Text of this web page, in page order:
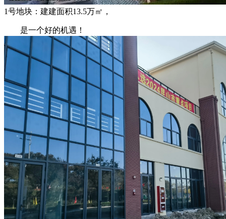
1号地块：建建面积13.5万㎡，
是一个好的机遇！